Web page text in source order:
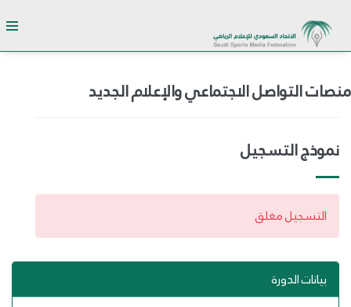
منصات التواصل الاجتماعي والإعلام الجديد
نموذج التسجيل
التسجيل مغلق
بيانات الدورة